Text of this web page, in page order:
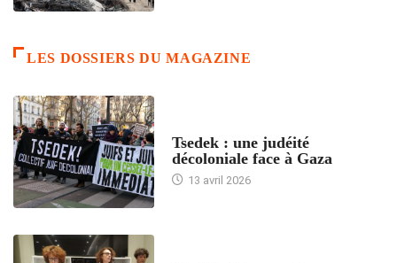
LES DOSSIERS DU MAGAZINE
Tsedek : une judéité
décoloniale face à Gaza
13 avril 2026